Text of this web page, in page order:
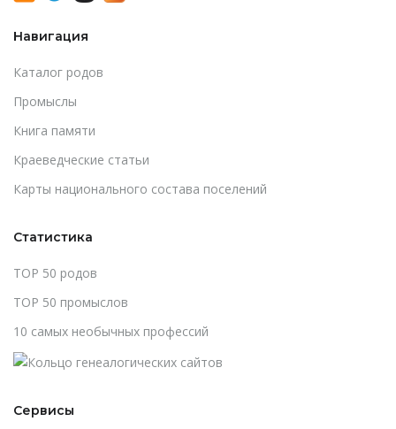
Навигация
Каталог родов
Промыслы
Книга памяти
Краеведческие статьи
Карты национального состава поселений
Статистика
TOP 50 родов
TOP 50 промыслов
10 самых необычных профессий
Сервисы